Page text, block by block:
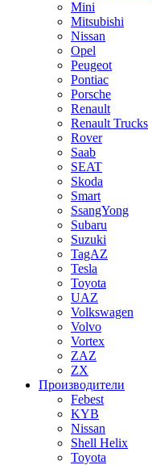
Mini
Mitsubishi
Nissan
Opel
Peugeot
Pontiac
Porsche
Renault
Renault Trucks
Rover
Saab
SEAT
Skoda
Smart
SsangYong
Subaru
Suzuki
TagAZ
Tesla
Toyota
UAZ
Volkswagen
Volvo
Vortex
ZAZ
ZX
Производители
Febest
KYB
Nissan
Shell Helix
Toyota